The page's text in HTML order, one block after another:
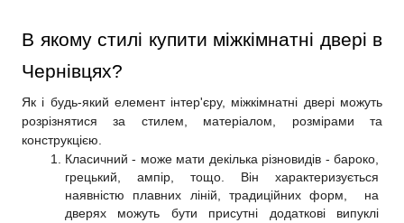
В якому стилі купити міжкімнатні двері в
Чернівцях?
Як і будь-який елемент інтер'єру, міжкімнатні двері можуть
розрізнятися за стилем, матеріалом, розмірами та
конструкцією.
Класичний - може мати декілька різновидів - бароко,
грецький, ампір, тощо. Він характеризується
наявністю плавних ліній, традиційних форм,  на
дверях можуть бути присутні додаткові випуклі